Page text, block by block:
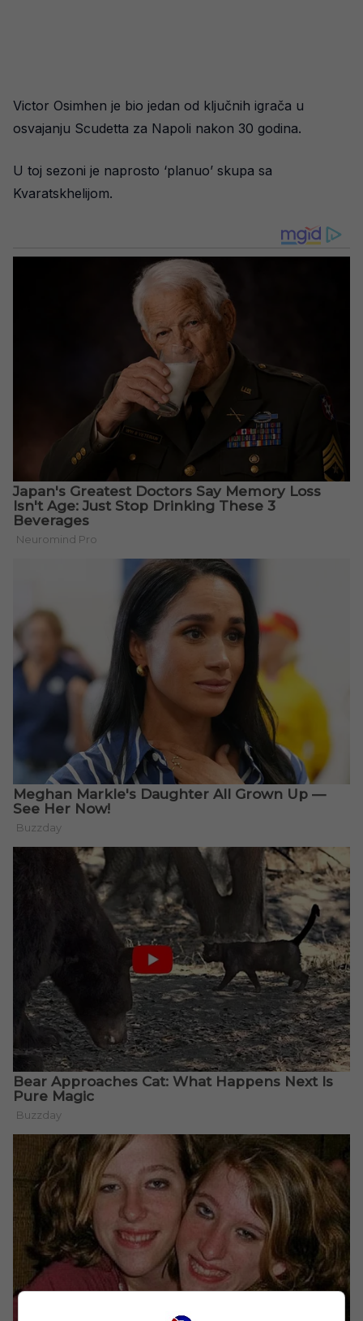
Victor Osimhen je bio jedan od ključnih igrača u
osvajanju Scudetta za Napoli nakon 30 godina.
U toj sezoni je naprosto ‘planuo’ skupa sa
Kvaratskhelijom.